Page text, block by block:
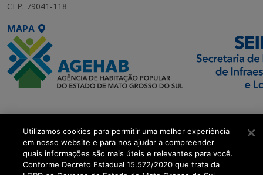
CEP: 79041-118
MAPA
Executiva de
Transformação Digital
get_footer();
Utilizamos cookies para permitir uma melhor experiência
em nosso website e para nos ajudar a compreender
quais informações são mais úteis e relevantes para você.
Conforme Decreto Estadual 15.572/2020 que trata da